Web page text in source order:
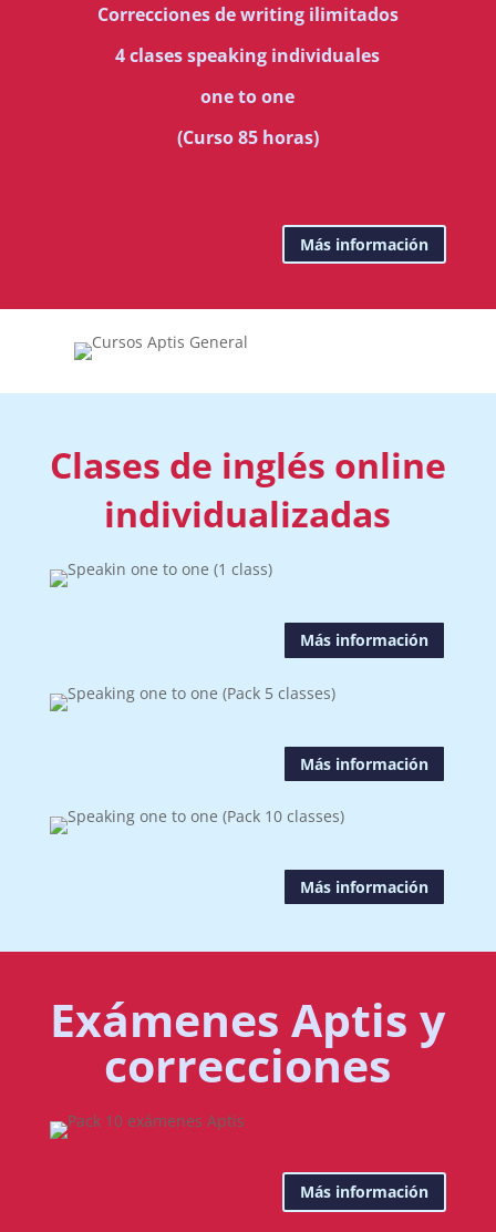
Correcciones de writing ilimitados
4 clases speaking individuales
one to one
(Curso 85 horas)
Más información
Clases de inglés online
individualizadas
Más información
Más información
Más información
Exámenes Aptis y
correcciones
Más información